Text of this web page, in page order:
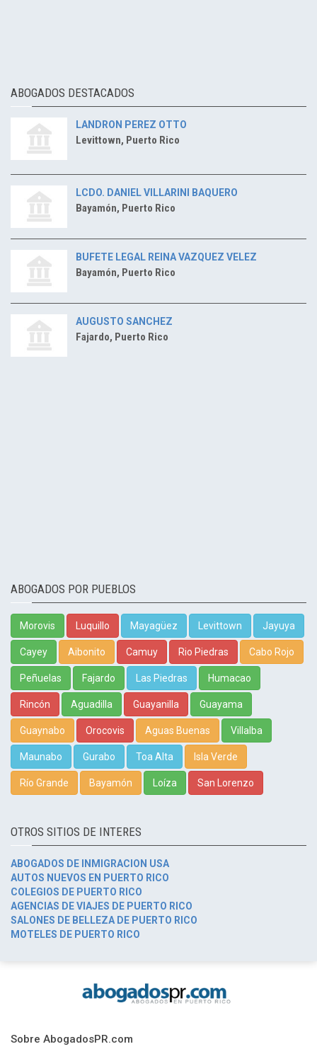
ABOGADOS DESTACADOS
LANDRON PEREZ OTTO
Levittown, Puerto Rico
LCDO. DANIEL VILLARINI BAQUERO
Bayamón, Puerto Rico
BUFETE LEGAL REINA VAZQUEZ VELEZ
Bayamón, Puerto Rico
AUGUSTO SANCHEZ
Fajardo, Puerto Rico
ABOGADOS POR PUEBLOS
Morovis Luquillo Mayagüez Levittown Jayuya
Cayey Aibonito Camuy Rio Piedras Cabo Rojo
Peñuelas Fajardo Las Piedras Humacao
Rincón Aguadilla Guayanilla Guayama
Guaynabo Orocovis Aguas Buenas Villalba
Maunabo Gurabo Toa Alta Isla Verde
Río Grande Bayamón Loíza San Lorenzo
OTROS SITIOS DE INTERES
ABOGADOS DE INMIGRACION USA
AUTOS NUEVOS EN PUERTO RICO
COLEGIOS DE PUERTO RICO
AGENCIAS DE VIAJES DE PUERTO RICO
SALONES DE BELLEZA DE PUERTO RICO
MOTELES DE PUERTO RICO
Sobre AbogadosPR.com